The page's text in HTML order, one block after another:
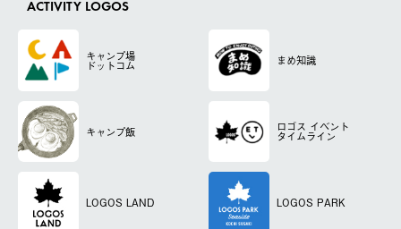
ACTIVITY LOGOS
キャンプ場
ドットコム まめ知識
キャンプ飯 ロゴス イベント
タイムライン
LOGOS LAND LOGOS PARK